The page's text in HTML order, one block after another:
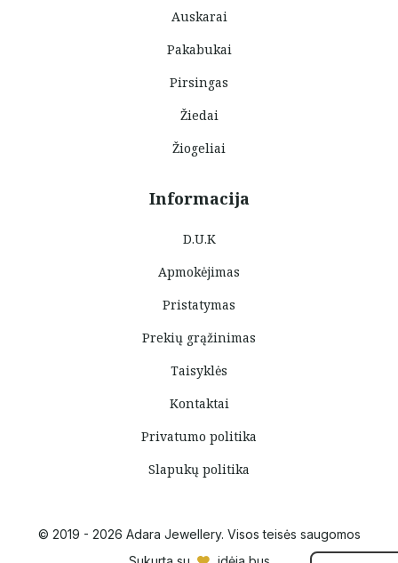
Auskarai
Pakabukai
Pirsingas
Žiedai
Žiogeliai
Informacija
D.U.K
Apmokėjimas
Pristatymas
Prekių grąžinimas
Taisyklės
Kontaktai
Privatumo politika
Slapukų politika
© 2019 - 2026 Adara Jewellery. Visos teisės saugomos